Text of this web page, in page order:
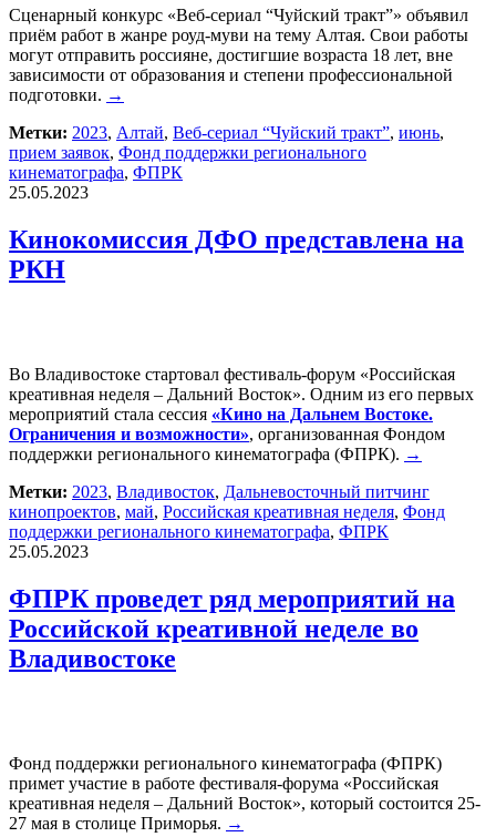
Сценарный конкурс «Веб-сериал “Чуйский тракт”» объявил
приём работ в жанре роуд-муви на тему Алтая. Свои работы
могут отправить россияне, достигшие возраста 18 лет, вне
зависимости от образования и степени профессиональной
подготовки. →
Метки: 2023, Алтай, Веб-сериал “Чуйский тракт”, июнь,
прием заявок, Фонд поддержки регионального
кинематографа, ФПРК
25.05.2023
Кинокомиссия ДФО представлена на
РКН
Во Владивостоке стартовал фестиваль-форум «Российская
креативная неделя – Дальний Восток». Одним из его первых
мероприятий стала сессия «Кино на Дальнем Востоке.
Ограничения и возможности», организованная Фондом
поддержки регионального кинематографа (ФПРК). →
Метки: 2023, Владивосток, Дальневосточный питчинг
кинопроектов, май, Российская креативная неделя, Фонд
поддержки регионального кинематографа, ФПРК
25.05.2023
ФПРК проведет ряд мероприятий на
Российской креативной неделе во
Владивостоке
Фонд поддержки регионального кинематографа (ФПРК)
примет участие в работе фестиваля-форума «Российская
креативная неделя – Дальний Восток», который состоится 25-
27 мая в столице Приморья. →